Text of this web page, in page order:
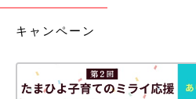
キャンペーン